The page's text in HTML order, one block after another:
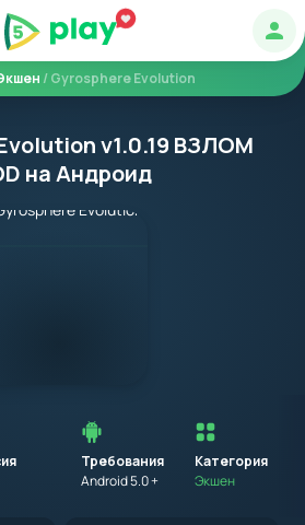
/ Gyrosphere Evolution
v1.0.19 ВЗЛОМ
на Андроид
Требования
Android 5.0 +
установкой
приложения
на
устройство
с
Категория
Экшен